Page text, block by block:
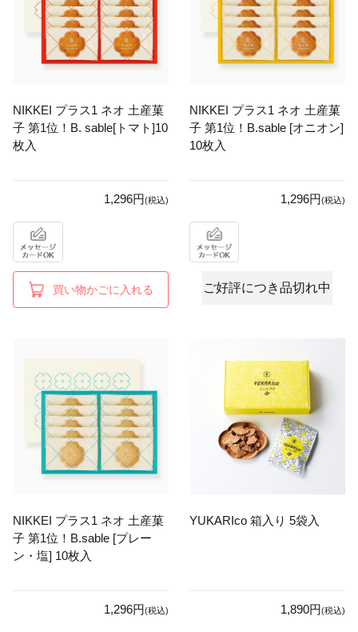
NIKKEI プラス1 ネオ 土産菓
子 第1位！B. sable[トマト]10
枚入
1,296円(税込)
買い物かごに入れる
NIKKEI プラス1 ネオ 土産菓
子 第1位！B.sable [オニオン]
10枚入
1,296円(税込)
ご好評につき品切れ中
NIKKEI プラス1 ネオ 土産菓
子 第1位！B.sable [プレー
ン・塩] 10枚入
1,296円(税込)
YUKARIco 箱入り 5袋入
1,890円(税込)